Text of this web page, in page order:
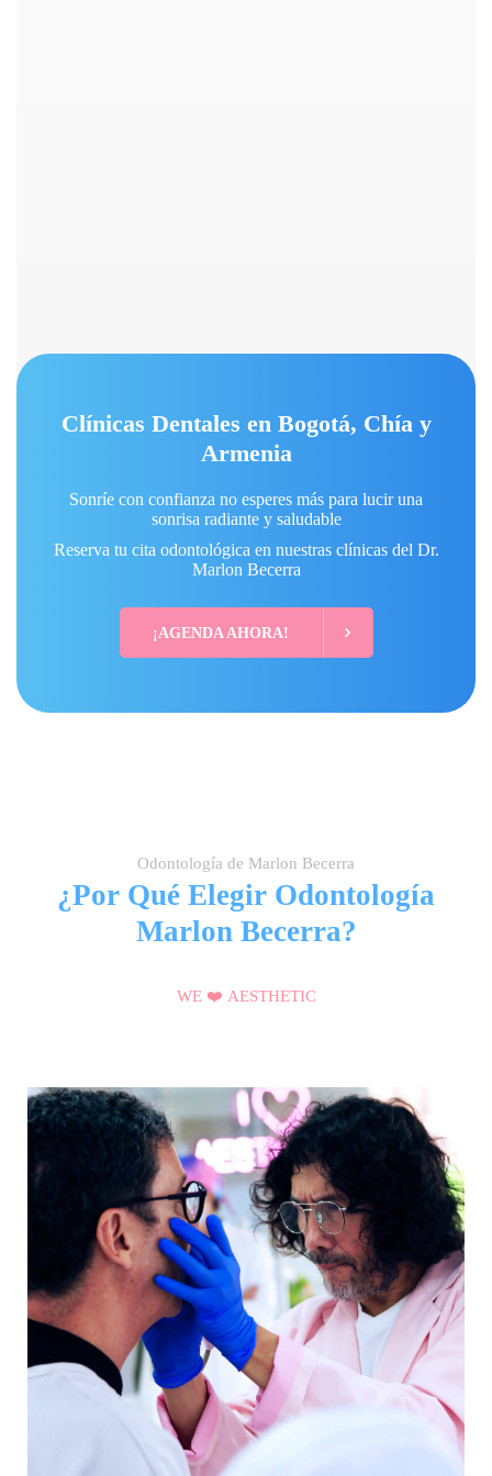
Clínicas Dentales en Bogotá, Chía y
Armenia
Sonríe con confianza no esperes más para lucir una
sonrisa radiante y saludable
Reserva tu cita odontológica en nuestras clínicas del Dr.
Marlon Becerra
¡AGENDA AHORA!
Odontología de Marlon Becerra
¿Por Qué Elegir Odontología
Marlon Becerra?
WE ❤️ AESTHETIC